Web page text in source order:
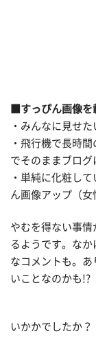
■すっぴん画像を
・みんなに見せ
・飛行機で長時
でそのままブログ
・単純に化粧し
ん画像アップ（女
やむを得ない事
るようです。な
なコメントも。
いことなのかも!?
いかかでしたか